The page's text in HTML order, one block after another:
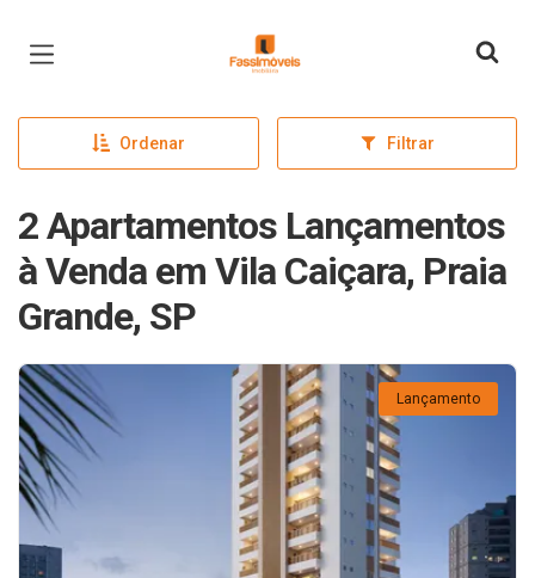
Página inicial
Ordenar Filtrar
2 Apartamentos Lançamentos
à Venda em Vila Caiçara, Praia
Grande, SP
Lançamento